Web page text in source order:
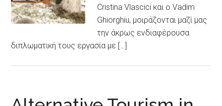
Cristina Vlascici και ο Vadim
Ghiorghiu, μοιράζονται μαζί μας
την άκρως ενδιαφέρουσα
διπλωματική τους εργασία με […]